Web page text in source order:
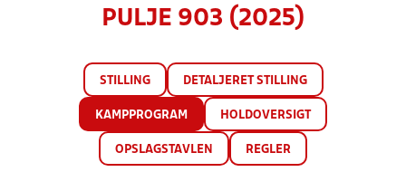
PULJE 903 (2025)
STILLING DETALJERET STILLING
KAMPPROGRAM HOLDOVERSIGT
OPSLAGSTAVLEN REGLER